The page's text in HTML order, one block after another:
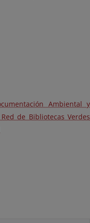
Ambiental y
de Bibliotecas Verdes